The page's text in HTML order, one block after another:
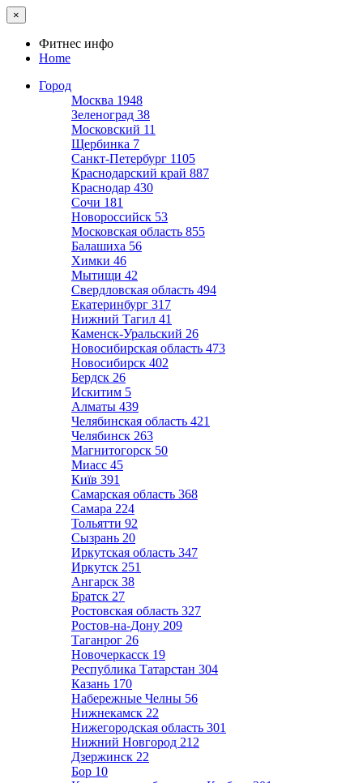
×
Фитнес инфо
Home
Город
Москва 1948
Зеленоград 38
Московский 11
Щербинка 7
Санкт-Петербург 1105
Краснодарский край 887
Краснодар 430
Сочи 181
Новороссийск 53
Московская область 855
Балашиха 56
Химки 46
Мытищи 42
Свердловская область 494
Екатеринбург 317
Нижний Тагил 41
Каменск-Уральский 26
Новосибирская область 473
Новосибирск 402
Бердск 26
Искитим 5
Алматы 439
Челябинская область 421
Челябинск 263
Магнитогорск 50
Миасс 45
Київ 391
Самарская область 368
Самара 224
Тольятти 92
Сызрань 20
Иркутская область 347
Иркутск 251
Ангарск 38
Братск 27
Ростовская область 327
Ростов-на-Дону 209
Таганрог 26
Новочеркасск 19
Республика Татарстан 304
Казань 170
Набережные Челны 56
Нижнекамск 22
Нижегородская область 301
Нижний Новгород 212
Дзержинск 22
Бор 10